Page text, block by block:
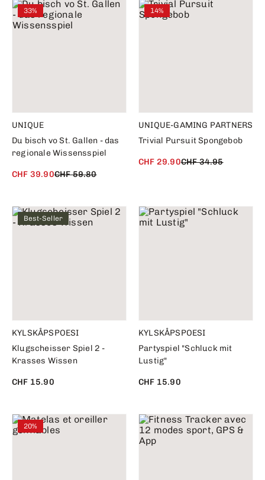
33%
UNIQUE
Du bisch vo St. Gallen - das
regionale Wissensspiel
CHF 39.90CHF 59.80
14%
UNIQUE-GAMING PARTNERS
Trivial Pursuit Spongebob
CHF 29.90CHF 34.95
Best-Seller
KYLSKÅPSPOESI
Klugscheisser Spiel 2 -
Krasses Wissen
CHF 15.90
KYLSKÅPSPOESI
Partyspiel "Schluck mit
Lustig"
CHF 15.90
20%